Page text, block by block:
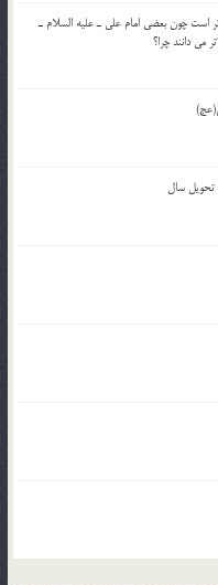
از 14 معصوم بالاتر است چون بعضي امام علي ـ عليه السلام ـ
مي دانند چرا؟
تحویل سال